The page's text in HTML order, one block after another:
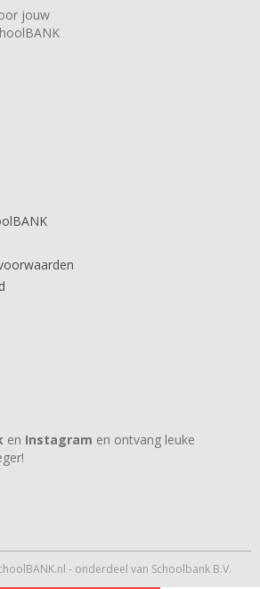
jouw
en Instagram en ontvang leuke
- onderdeel van Schoolbank B.V.